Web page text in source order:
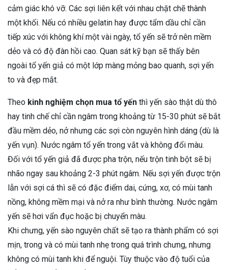
cảm giác khó vỡ. Các sợi liên kết với nhau chặt chẽ thành
một khối. Nếu có nhiều gelatin hay được tẩm dầu chỉ cần
tiếp xúc với không khí một vài ngày, tổ yến sẽ trở nên mềm
dẻo và có độ đàn hồi cao. Quan sát kỹ bạn sẽ thấy bên
ngoài tổ yến giả có một lớp màng mỏng bao quanh, sợi yến
to và đẹp mắt.
Theo kinh nghiệm chọn mua tổ yến thì yến sào thật dù thô
hay tinh chế chỉ cần ngâm trong khoảng từ 15-30 phút sẽ bắt
đầu mềm dẻo, nở nhưng các sợi còn nguyên hình dáng (dù là
yến vụn). Nước ngâm tổ yến trong vắt và không đổi màu.
Đối với tổ yến giả đã được pha trộn, nếu trộn tinh bột sẽ bị
nhão ngay sau khoảng 2-3 phút ngâm. Nếu sợi yến được trộn
lẫn với sợi cá thì sẽ có đặc điểm dai, cứng, xơ, có mùi tanh
nồng, không mềm mại và nở ra như bình thường. Nước ngâm
yến sẽ hơi vẩn đục hoặc bị chuyển màu.
Khi chưng, yến sào nguyên chất sẽ tạo ra thành phẩm có sợi
mịn, trong và có mùi tanh nhẹ trong quá trình chưng, nhưng
không có mùi tanh khi để nguội. Tùy thuộc vào độ tuổi của